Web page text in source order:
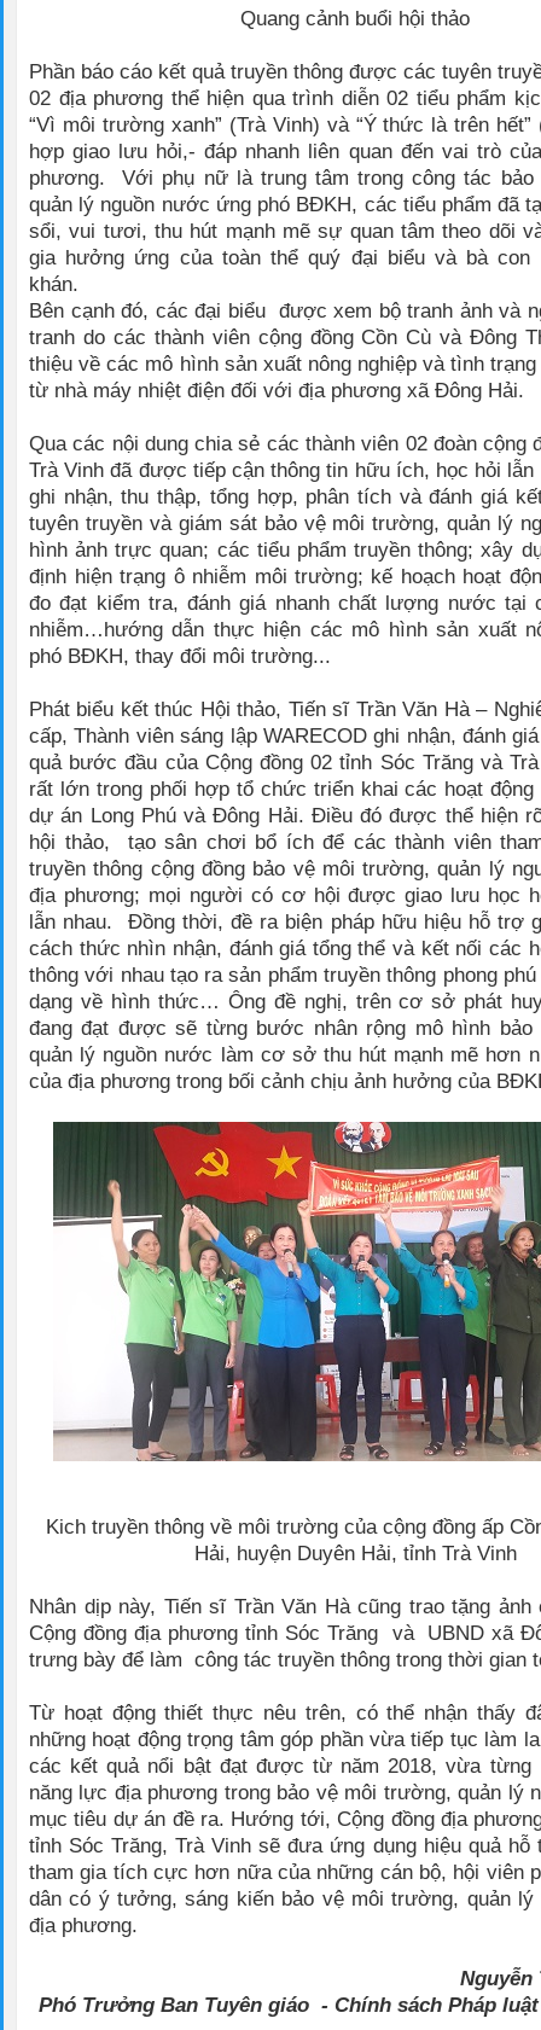
Quang cảnh buổi hội thảo
Phần báo cáo kết quả truyền thông được các tuyên
02 địa phương thể hiện qua trình diễn 02 tiểu phẩm
“Vì môi trường xanh” (Trà Vinh) và “Ý thức là trên hết”
hợp giao lưu hỏi,- đáp nhanh liên quan đến vai trò
phương. Với phụ nữ là trung tâm trong công tác
quản lý nguồn nước ứng phó BĐKH, các tiểu phẩm đã
sổi, vui tươi, thu hút mạnh mẽ sự quan tâm theo dõi
gia hưởng ứng của toàn thể quý đại biểu và bà con
khán.
Bên cạnh đó, các đại biểu được xem bộ tranh ảnh và
tranh do các thành viên cộng đồng Cồn Cù và Đông
thiệu về các mô hình sản xuất nông nghiệp và tình
từ nhà máy nhiệt điện đối với địa phương xã Đông Hải.
Qua các nội dung chia sẻ các thành viên 02 đoàn cộng
Trà Vinh đã được tiếp cận thông tin hữu ích, học hỏi
ghi nhận, thu thập, tổng hợp, phân tích và đánh giá
tuyên truyền và giám sát bảo vệ môi trường, quản lý
hình ảnh trực quan; các tiểu phẩm truyền thông; xây
định hiện trạng ô nhiễm môi trường; kế hoạch hoạt
đo đạt kiểm tra, đánh giá nhanh chất lượng nước tại
nhiễm…hướng dẫn thực hiện các mô hình sản xuất
phó BĐKH, thay đổi môi trường...
Phát biểu kết thúc Hội thảo, Tiến sĩ Trần Văn Hà –
cấp, Thành viên sáng lập WARECOD ghi nhận, đánh
quả bước đầu của Cộng đồng 02 tỉnh Sóc Trăng và
rất lớn trong phối hợp tổ chức triển khai các hoạt
dự án Long Phú và Đông Hải. Điều đó được thể hiện
hội thảo, tạo sân chơi bổ ích để các thành viên
truyền thông cộng đồng bảo vệ môi trường, quản lý
địa phương; mọi người có cơ hội được giao lưu học
lẫn nhau. Đồng thời, đề ra biện pháp hữu hiệu hỗ trợ
cách thức nhìn nhận, đánh giá tổng thể và kết nối các
thông với nhau tạo ra sản phẩm truyền thông phong
dạng về hình thức… Ông đề nghị, trên cơ sở phát
đang đạt được sẽ từng bước nhân rộng mô hình
quản lý nguồn nước làm cơ sở thu hút mạnh mẽ hơn
của địa phương trong bối cảnh chịu ảnh hưởng của
Kich truyền thông về môi trường của cộng đồng ấp
Hải, huyện Duyên Hải, tỉnh Trà Vinh
Nhân dịp này, Tiến sĩ Trần Văn Hà cũng trao tặng ảnh
Cộng đồng địa phương tỉnh Sóc Trăng và UBND xã
trưng bày để làm công tác truyền thông trong thời gian
Từ hoạt động thiết thực nêu trên, có thể nhận thấy
những hoạt động trọng tâm góp phần vừa tiếp tục làm
các kết quả nổi bật đạt được từ năm 2018, vừa từng
năng lực địa phương trong bảo vệ môi trường, quản lý
mục tiêu dự án đề ra. Hướng tới, Cộng đồng địa
tỉnh Sóc Trăng, Trà Vinh sẽ đưa ứng dụng hiệu quả
tham gia tích cực hơn nữa của những cán bộ, hội viên
dân có ý tưởng, sáng kiến bảo vệ môi trường, quản lý
địa phương.
Nguyễn
Phó Trưởng Ban Tuyên giáo - Chính sách Pháp